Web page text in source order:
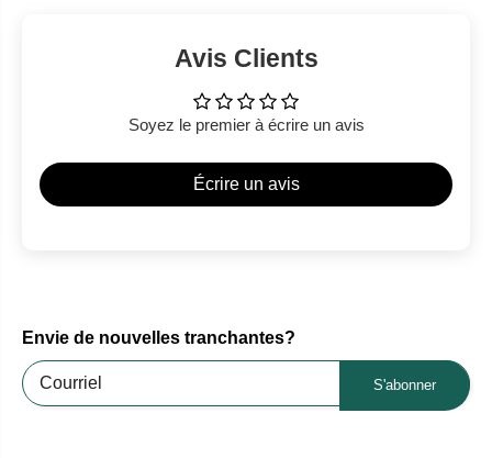
Avis Clients
Soyez le premier à écrire un avis
Écrire un avis
Envie de nouvelles tranchantes?
S'abonner